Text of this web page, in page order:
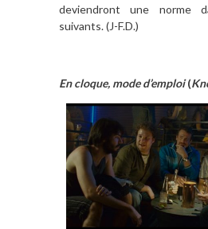
deviendront une norme
suivants. (J-F.D.)
En cloque, mode d’emploi(